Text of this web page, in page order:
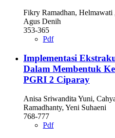
Fikry Ramadhan, Helmawati
Agus Denih
353-365
Pdf
Implementasi
Dalam Membentuk
PGRI 2 Ciparay
Anisa Sriwandita Yuni,
Ramadhanty, Yeni Suhaeni
768-777
Pdf